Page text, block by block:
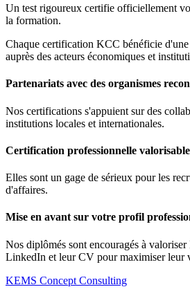
Un test rigoureux certifie officiellement
la formation.
Chaque certification KCC bénéficie d'une
auprès des acteurs économiques et
Partenariats avec des organismes
Nos certifications s'appuient sur des
institutions locales et internationales.
Certification professionnelle valorisable
Elles sont un gage de sérieux pour les
d'affaires.
Mise en avant sur votre profil
Nos diplômés sont encouragés à
LinkedIn et leur CV pour maximiser leur
KEMS Concept Consulting